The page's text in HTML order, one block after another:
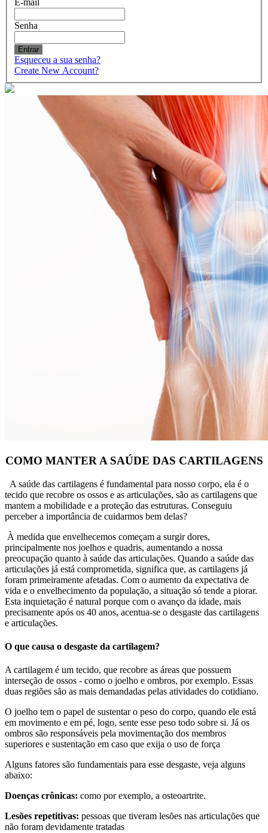
E-mail
Senha
Entrar
Esqueceu a sua senha?
Create New Account?
COMO MANTER A SAÚDE DAS CARTILAGENS
A saúde das cartilagens é fundamental para nosso corpo, ela é o
tecido que recobre os ossos e as articulações, são as cartilagens que
mantem a mobilidade e a proteção das estruturas. Conseguiu
perceber a importância de cuidarmos bem delas?
À medida que envelhecemos começam a surgir dores,
principalmente nos joelhos e quadris, aumentando a nossa
preocupação quanto à saúde das articulações. Quando a saúde das
articulações já está comprometida, significa que, as cartilagens já
foram primeiramente afetadas. Com o aumento da expectativa de
vida e o envelhecimento da população, a situação só tende a piorar.
Esta inquietação é natural porque com o avanço da idade, mais
precisamente após os 40 anos, acentua-se o desgaste das cartilagens
e articulações.
O que causa o desgaste da cartilagem?
A cartilagem é um tecido, que recobre as áreas que possuem
interseção de ossos - como o joelho e ombros, por exemplo. Essas
duas regiões são as mais demandadas pelas atividades do cotidiano.
O joelho tem o papel de sustentar o peso do corpo, quando ele está
em movimento e em pé, logo, sente esse peso todo sobre si. Já os
ombros são responsáveis pela movimentação dos membros
superiores e sustentação em caso que exija o uso de força
Alguns fatores são fundamentais para esse desgaste, veja alguns
abaixo:
Doenças crônicas: como por exemplo, a osteoartrite.
Lesões repetitivas: pessoas que tiveram lesões nas articulações que
não foram devidamente tratadas